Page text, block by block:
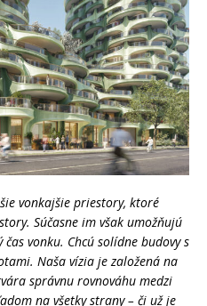
vonkajšie priestory, ktoré
Súčasne im však umožňujú
vonku. Chcú solídne budovy s
Naša vízia je založená na
správnu rovnováhu medzi
na všetky strany – či už je